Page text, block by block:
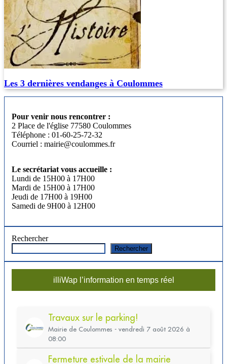
Les 3 dernières vendanges à Coulommes
Pour venir nous rencontrer :
2 Place de l'église 77580 Coulommes
Téléphone : 01-60-25-72-32
Courriel : mairie@coulommes.fr
Le secrétariat vous accueille :
Lundi de 15H00 à 17H00
Mardi de 15H00 à 17H00
Jeudi de 17H00 à 19H00
Samedi de 9H00 à 12H00
Rechercher
Rechercher
illiWap l’information en temps réel